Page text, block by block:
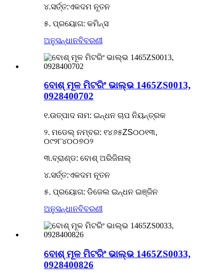
୪.ସର୍ତ୍ତ:ଏକଦମ ନୂତନ
୫. ପ୍ରୟୋଗ: କମିନ୍ସ
ଅନୁସନ୍ଧାନବିବରଣୀ
ବୋଶ୍ ମୂଳ ମିଟରିଂ ଭାଲ୍ଭ 1465ZS0013,
0928400702
୧.ଉତ୍ପାଦ ନାମ: ଇନ୍ଧନ ଚାପ ନିୟନ୍ତ୍ରକ
୨. ମଡେଲ୍ ନମ୍ବର: ୧୪୬୫ZS୦୦୧୩,
୦୯୨୮୪୦୦୭୦୨
୩.ବ୍ରାଣ୍ଡ: ବୋଶ୍ ଅରିଜିନାଲ୍
୪.ସର୍ତ୍ତ:ଏକଦମ ନୂତନ
୫. ପ୍ରୟୋଗ: ଡିଜେଲ ଇନ୍ଧନ ଇଞ୍ଜିନ
ଅନୁସନ୍ଧାନବିବରଣୀ
ବୋଶ୍ ମୂଳ ମିଟରିଂ ଭାଲ୍ଭ 1465ZS0033,
0928400826